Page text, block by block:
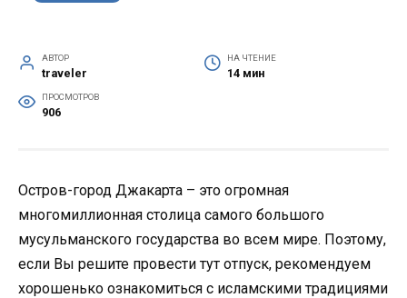
АВТОР
traveler
НА ЧТЕНИЕ
14 мин
ПРОСМОТРОВ
906
Остров-город Джакарта – это огромная
многомиллионная столица самого большого
мусульманского государства во всем мире. Поэтому,
если Вы решите провести тут отпуск, рекомендуем
хорошенько ознакомиться с исламскими традициями